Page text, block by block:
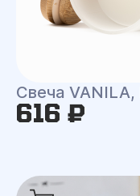
Свеча
616 ₽